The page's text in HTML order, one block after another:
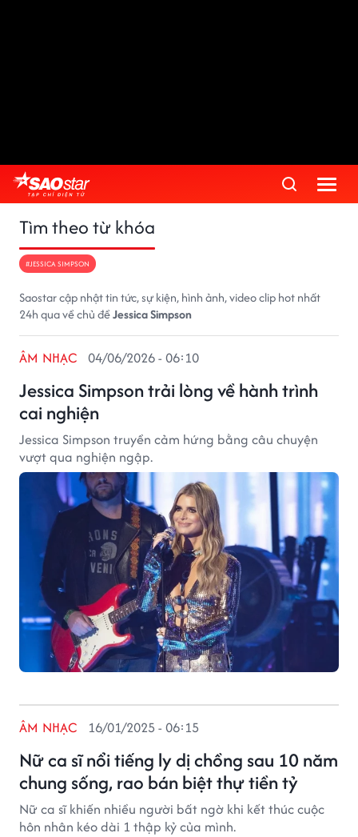
Tìm theo từ khóa
#JESSICA SIMPSON
Saostar cập nhật tin tức, sự kiện, hình ảnh, video clip hot nhất
24h qua về chủ đềJessica Simpson
Jessica Simpson trải lòng về hành trình
cai nghiện
ÂM NHẠC 04/06/2026 - 06:10
Jessica Simpson truyền cảm hứng bằng câu chuyện
vượt qua nghiện ngập.
Nữ ca sĩ nổi tiếng ly dị chồng sau 10 năm
chung sống, rao bán biệt thự tiền tỷ
ÂM NHẠC 16/01/2025 - 06:15
Nữ ca sĩ khiến nhiều người bất ngờ khi kết thúc cuộc
hôn nhân kéo dài 1 thập kỷ của mình.